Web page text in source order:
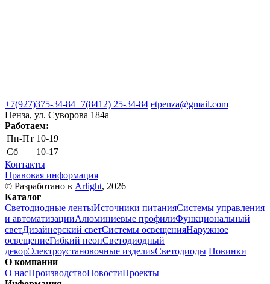
+7(927)375-34-84+7(8412) 25-34-84 etpenza@gmail.com
Пенза, ул. Cуворова 184а
Работаем:
Пн-Пт 10-19
Сб
10-17
Контакты
Правовая информация
© Разработано в Arlight, 2026
Каталог
Светодиодные лентыИсточники питанияСистемы управления
и автоматизацииАлюминиевые профилиФункциональный
светДизайнерский светСистемы освещенияНаружное
освещениеГибкий неонСветодиодный
декорЭлектроустановочные изделияСветодиоды Новинки
О компании
О насПроизводствоНовостиПроекты